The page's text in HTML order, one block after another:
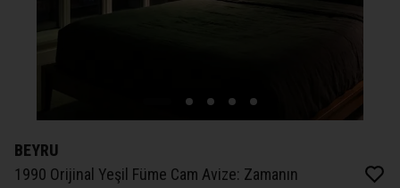
BEYRU
1990 Orijinal Yeşil Füme Cam Avize: Zamanın